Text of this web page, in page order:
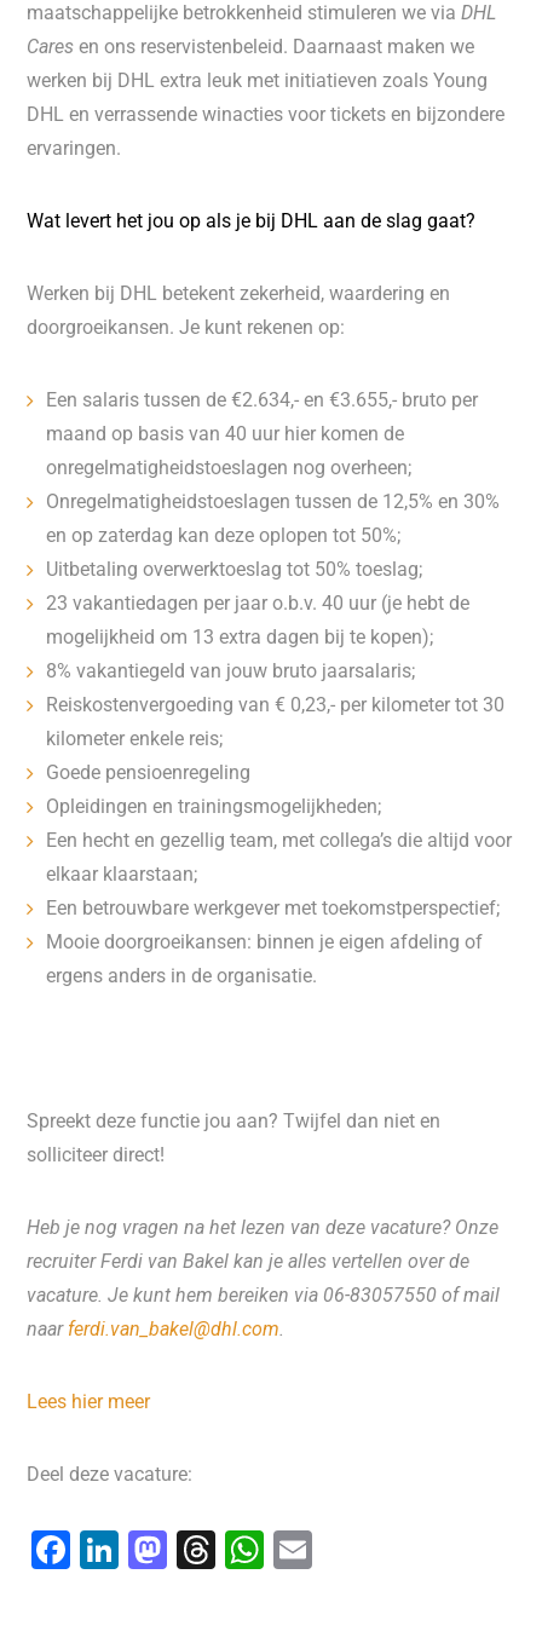
maatschappelijke betrokkenheid stimuleren we via DHL
Cares en ons reservistenbeleid. Daarnaast maken we
werken bij DHL extra leuk met initiatieven zoals Young
DHL en verrassende winacties voor tickets en bijzondere
ervaringen.
Wat levert het jou op als je bij DHL aan de slag gaat?
Werken bij DHL betekent zekerheid, waardering en
doorgroeikansen. Je kunt rekenen op:
Een salaris tussen de €2.634,- en €3.655,- bruto per
maand op basis van 40 uur hier komen de
onregelmatigheidstoeslagen nog overheen;
Onregelmatigheidstoeslagen tussen de 12,5% en 30%
en op zaterdag kan deze oplopen tot 50%;
Uitbetaling overwerktoeslag tot 50% toeslag;
23 vakantiedagen per jaar o.b.v. 40 uur (je hebt de
mogelijkheid om 13 extra dagen bij te kopen);
8% vakantiegeld van jouw bruto jaarsalaris;
Reiskostenvergoeding van € 0,23,- per kilometer tot 30
kilometer enkele reis;
Goede pensioenregeling
Opleidingen en trainingsmogelijkheden;
Een hecht en gezellig team, met collega’s die altijd voor
elkaar klaarstaan;
Een betrouwbare werkgever met toekomstperspectief;
Mooie doorgroeikansen: binnen je eigen afdeling of
ergens anders in de organisatie.
Spreekt deze functie jou aan? Twijfel dan niet en
solliciteer direct!
Heb je nog vragen na het lezen van deze vacature? Onze
recruiter Ferdi van Bakel kan je alles vertellen over de
vacature. Je kunt hem bereiken via 06-83057550 of mail
naar ferdi.van_bakel@dhl.com.
Lees hier meer
Deel deze vacature:
F
Li M T
W